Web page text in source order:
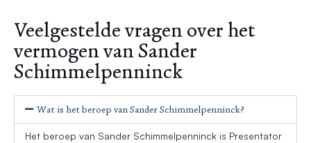
Veelgestelde vragen over het
vermogen van Sander
Schimmelpenninck
Wat is het beroep van Sander Schimmelpenninck?
Het beroep van Sander Schimmelpenninck is Presentator